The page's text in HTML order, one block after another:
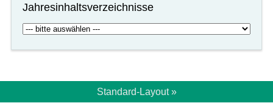
Jahresinhaltsverzeichnisse
Standard-Layout »